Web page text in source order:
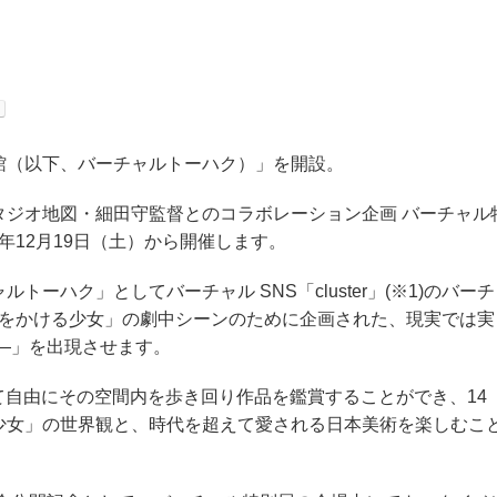
以下、バーチャルトーハク）」を開設。
オ地図・細田守監督とのコラボレーション企画 バーチャル
月19日（土）から開催します。
トーハク」としてバーチャル SNS「cluster」 (※1)のバーチ
かける少女」の劇中シーンのために企画された、現実では実
を出現させます。
由にその空間内を歩き回り作品を鑑賞することができ、14
」の世界観と、時代を超えて愛される日本美術を楽しむこ